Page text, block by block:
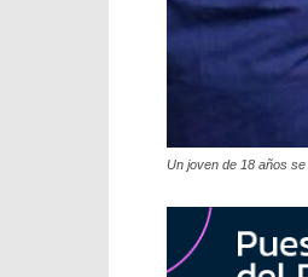
Un joven de 18 años